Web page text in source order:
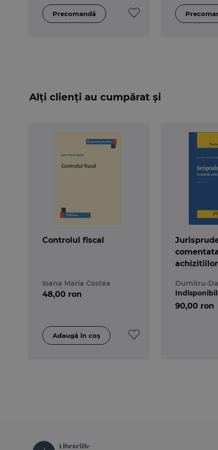
Alți clienți au cumpărat și
Controlul fiscal
Ioana Maria Costea
48,00 ron
Dumitru-
90,00 ron